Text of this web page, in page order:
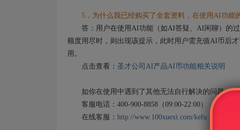
5．为什么我已经购买了全套资料，在使用AI功能
答：用户在使用AI功能（如AI答疑、AI闲聊）的过
额度用尽时，则出现该提示，此时用户需充值AI币后
用。
点击查看： 圣才公司AI产品AI币功能相关说明
如你在使用中遇到了其他无法自行解决的问题，请
客服电话：400-900-8858（09:00-22:00）
在线客服： http://www.100xuexi.com/kefu